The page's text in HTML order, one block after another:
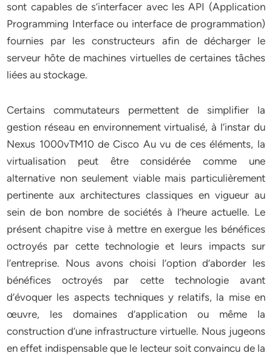
sont capables de s’interfacer avec les API (Application
Programming Interface ou interface de programmation)
fournies par les constructeurs afin de décharger le
serveur hôte de machines virtuelles de certaines tâches
liées au stockage.
Certains commutateurs permettent de simplifier la
gestion réseau en environnement virtualisé, à l’instar du
Nexus 1000vTM10 de Cisco Au vu de ces éléments, la
virtualisation peut être considérée comme une
alternative non seulement viable mais particulièrement
pertinente aux architectures classiques en vigueur au
sein de bon nombre de sociétés à l’heure actuelle. Le
présent chapitre vise à mettre en exergue les bénéfices
octroyés par cette technologie et leurs impacts sur
l’entreprise. Nous avons choisi l’option d’aborder les
bénéfices octroyés par cette technologie avant
d’évoquer les aspects techniques y relatifs, la mise en
œuvre, les domaines d’application ou même la
construction d’une infrastructure virtuelle. Nous jugeons
en effet indispensable que le lecteur soit convaincu de la